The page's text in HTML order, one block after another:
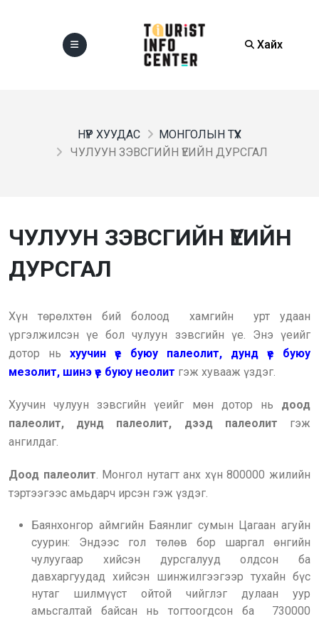
Хайх
НҮҮР ХУУДАС
МОНГОЛЫН ТҮҮХ
ЧУЛУУН ЗЭВСГИЙН ҮЕИЙН ДУРСГАЛ
ЧУЛУУН ЗЭВСГИЙН ҮЕИЙН
ДУРСГАЛ
Хүн төрөлхтөн бий болоод хамгийн урт удаан
үргэлжилсэн үе бол чулуун зэвсгийн үе. Энэ үеийг
дотор нь хуучин үе буюу палеолит, дунд үе буюу
мезолит, шинэ үе буюу неолит гэж хувааж үздэг.
Хуучин чулуун зэвсгийн үеийг мөн дотор нь доод
палеолит, дунд палеолит, дээд палеолит гэж
ангилдаг.
Доод палеолит. Монгол нутагт анх хүн 800000 жилийн
тэртээгээс амьдарч ирсэн гэж үздэг.
Баянхонгор аймгийн Баянлиг сумын Цагаан агуйн
суурин: Эндээс гол төлөв бор шаргал өнгийн
чулуугаар хийсэн дурсгалууд олдсон ба
давхаргуудад хийсэн шинжилгээгээр тухайн бүс
нутаг шилмүүст ойтой чийглэг дулаан уур
амьсгалтай байсан нь тогтоогдсон ба 730000